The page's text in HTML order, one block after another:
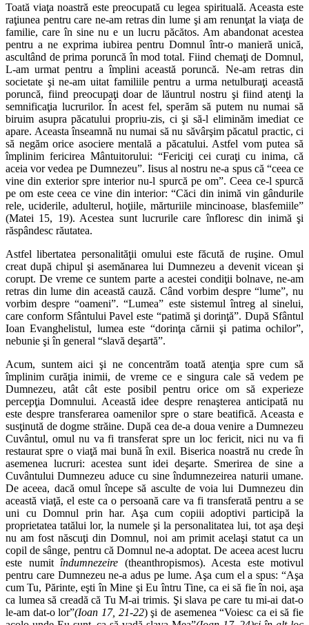
Toată viaţa noastră este preocupată cu legea spirituală. Aceasta este
raţiunea pentru care ne-am retras din lume şi am renunţat la viaţa de
familie, care în sine nu e un lucru păcătos. Am abandonat acestea
pentru a ne exprima iubirea pentru Domnul într-o manieră unică,
ascultând de prima poruncă în mod total. Fiind chemaţi de Domnul,
L-am urmat pentru a împlini această poruncă. Ne-am retras din
societate şi ne-am uitat familiile pentru a urma netulburaţi această
poruncă, fiind preocupaţi doar de lăuntrul nostru şi fiind atenţi la
semnificaţia lucrurilor. În acest fel, sperăm să putem nu numai să
biruim asupra păcatului propriu-zis, ci şi să-l eliminăm imediat ce
apare. Aceasta înseamnă nu numai să nu săvârşim păcatul practic, ci
să negăm orice asociere mentală a păcatului. Astfel vom putea să
împlinim fericirea Mântuitorului: “Fericiţi cei curaţi cu inima, că
aceia vor vedea pe Dumnezeu”. Iisus al nostru ne-a spus că “ceea ce
vine din exterior spre interior nu-l spurcă pe om”. Ceea ce-l spurcă
pe om este ceea ce vine din interior: “Căci din inimă vin gândurile
rele, uciderile, adulterul, hoţiile, mărturiile mincinoase, blasfemiile”
(Matei 15, 19). Acestea sunt lucrurile care înfloresc din inimă şi
răspândesc răutatea.
Astfel libertatea personalităţii omului este făcută de ruşine. Omul
creat după chipul şi asemănarea lui Dumnezeu a devenit vicean şi
corupt. De vreme ce suntem parte a acestei condiţii bolnave, ne-am
retras din lume din această cauză. Când vorbim despre “lume”, nu
vorbim despre “oameni”. “Lumea” este sistemul întreg al sinelui,
care conform Sfântului Pavel este “patimă şi dorinţă”. După Sfântul
Ioan Evanghelistul, lumea este “dorinţa cărnii şi patima ochilor”,
nebunie şi în general “slavă deşartă”.
Acum, suntem aici şi ne concentrăm toată atenţia spre cum să
împlinim curăţia inimii, de vreme ce e singura cale să vedem pe
Dumnezeu, atât cât este posibil pentru orice om să experieze
percepţia Domnului. Această idee despre renaşterea anticipată nu
este despre transferarea oamenilor spre o stare beatifică. Aceasta e
susţinută de dogme străine. După cea de-a doua venire a Dumnezeu
Cuvântul, omul nu va fi transferat spre un loc fericit, nici nu va fi
restaurat spre o viaţă mai bună în exil. Biserica noastră nu crede în
asemenea lucruri: acestea sunt idei deşarte. Smerirea de sine a
Cuvântului Dumnezeu aduce cu sine îndumnezeirea naturii umane.
De aceea, dacă omul începe să asculte de voia lui Dumnezeu din
această viaţă, el este ca o persoană care va fi transferată pentru a se
uni cu Domnul prin har. Aşa cum copiii adoptivi participă la
proprietatea tatălui lor, la numele şi la personalitatea lui, tot aşa deşi
nu am fost născuţi din Domnul, noi am primit acelaşi statut ca un
copil de sânge, pentru că Domnul ne-a adoptat. De aceea acest lucru
este numit îndumnezeire (theanthropismos). Acesta este motivul
pentru care Dumnezeu ne-a adus pe lume. Aşa cum el a spus: “Aşa
cum Tu, Părinte, eşti în Mine şi Eu întru Tine, ca ei să fie în noi, aşa
ca lumea să creadă că Tu M-ai trimis. Şi slava pe care tu mi-ai dat-o
le-am dat-o lor”(Ioan 17, 21-22) şi de asemenea “Voiesc ca ei să fie